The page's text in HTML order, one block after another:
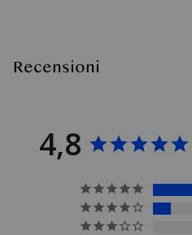
Recensioni
4,8